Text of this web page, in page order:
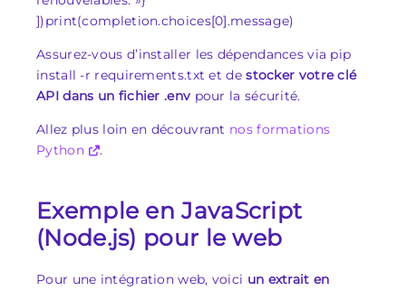
])print(completion.choices[0].message)
Assurez-vous d’installer les dépendances via pip
install -r requirements.txt et destocker votre clé
API dans un fichier.env pour la sécurité.
Allez plus loin en découvrant nos formations
Python
.
Exemple en JavaScript
(Node.js) pour le web
Pour une intégration web, voici un extrait en